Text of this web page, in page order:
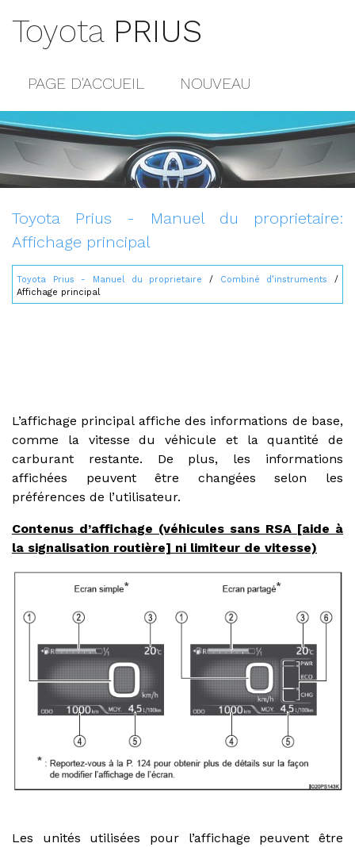
Toyota PRIUS
PAGE D'ACCUEIL NOUVEAU
POPULAIRE
CONTACTS
Toyota Prius - Manuel du proprietaire:
Affichage principal
Toyota Prius - Manuel du proprietaire / Combiné d’instruments
/
Affichage principal
L’affichage principal affiche des informations de base,
comme la vitesse du véhicule et la quantité de
carburant restante. De plus, les informations
affichées peuvent être changées selon les
préférences de l’utilisateur.
Contenus d’affichage (véhicules sans RSA [aide à
la signalisation routière] ni limiteur de vitesse)
Les unités utilisées pour l’affichage peuvent être